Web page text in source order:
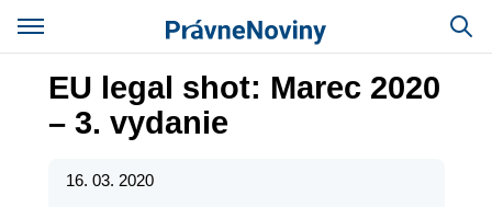
EU legal shot: Marec 2020
– 3. vydanie
16. 03. 2020